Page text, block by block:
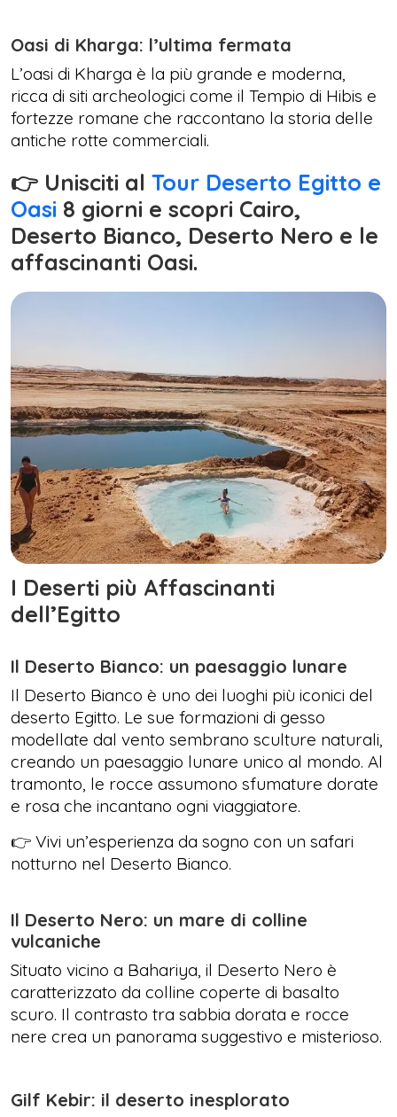
Oasi di Kharga: l’ultima fermata
L’oasi di Kharga è la più grande e moderna,
ricca di siti archeologici come il Tempio di Hibis e
fortezze romane che raccontano la storia delle
antiche rotte commerciali.
👉 Unisciti al Tour Deserto Egitto e
Oasi 8 giorni e scopri Cairo,
Deserto Bianco, Deserto Nero e le
affascinanti Oasi.
I Deserti più Affascinanti
dell’Egitto
Il Deserto Bianco: un paesaggio lunare
Il Deserto Bianco è uno dei luoghi più iconici del
deserto Egitto. Le sue formazioni di gesso
modellate dal vento sembrano sculture naturali,
creando un paesaggio lunare unico al mondo. Al
tramonto, le rocce assumono sfumature dorate
e rosa che incantano ogni viaggiatore.
👉 Vivi un’esperienza da sogno con un safari
notturno nel Deserto Bianco.
Il Deserto Nero: un mare di colline
vulcaniche
Situato vicino a Bahariya, il Deserto Nero è
caratterizzato da colline coperte di basalto
scuro. Il contrasto tra sabbia dorata e rocce
nere crea un panorama suggestivo e misterioso.
Gilf Kebir: il deserto inesplorato